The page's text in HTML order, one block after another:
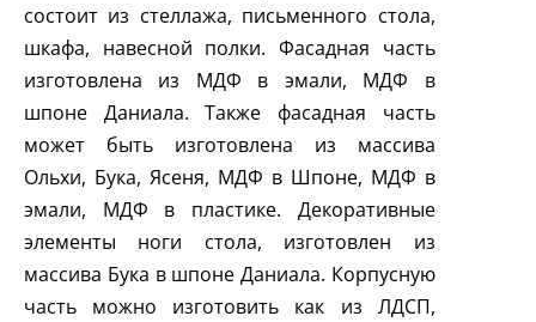
состоит из стеллажа, письменного стола,
шкафа, навесной полки. Фасадная часть
изготовлена из МДФ в эмали, МДФ в
шпоне Даниала. Также фасадная часть
может быть изготовлена из массива
Ольхи, Бука, Ясеня, МДФ в Шпоне, МДФ в
эмали, МДФ в пластике. Декоративные
элементы ноги стола, изготовлен из
массива Бука в шпоне Даниала. Корпусную
часть можно изготовить как из ЛДСП,